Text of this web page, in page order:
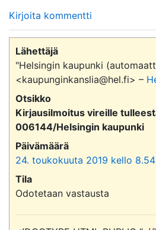
Kirjoita kommentti
Lähettäjä
"Helsingin kaupunki
<kaupunginkanslia@hel.fi> –
Otsikko
Kirjausilmoitus vireille
006144/Helsingin kaupunki
Päivämäärä
24. toukokuuta 2019 kello 8.54
Tila
Odotetaan vastausta